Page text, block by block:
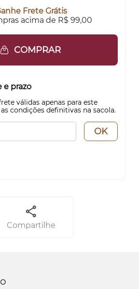
Frete Grátis
acima de R$ 99,00
COMPRAR
e prazo
válidas apenas para este
condições definitivas na sacola.
OK
Compartilhe